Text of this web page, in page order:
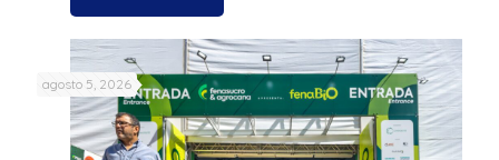
agosto 5, 2026